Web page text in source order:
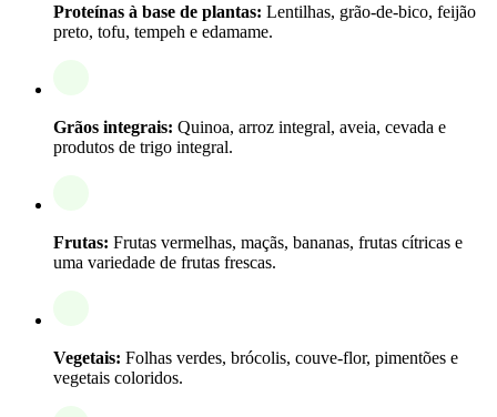
Proteínas à base de plantas: Lentilhas, grão-de-bico, feijão
preto, tofu, tempeh e edamame.
Grãos integrais: Quinoa, arroz integral, aveia, cevada e
produtos de trigo integral.
Frutas: Frutas vermelhas, maçãs, bananas, frutas cítricas e
uma variedade de frutas frescas.
Vegetais: Folhas verdes, brócolis, couve-flor, pimentões e
vegetais coloridos.